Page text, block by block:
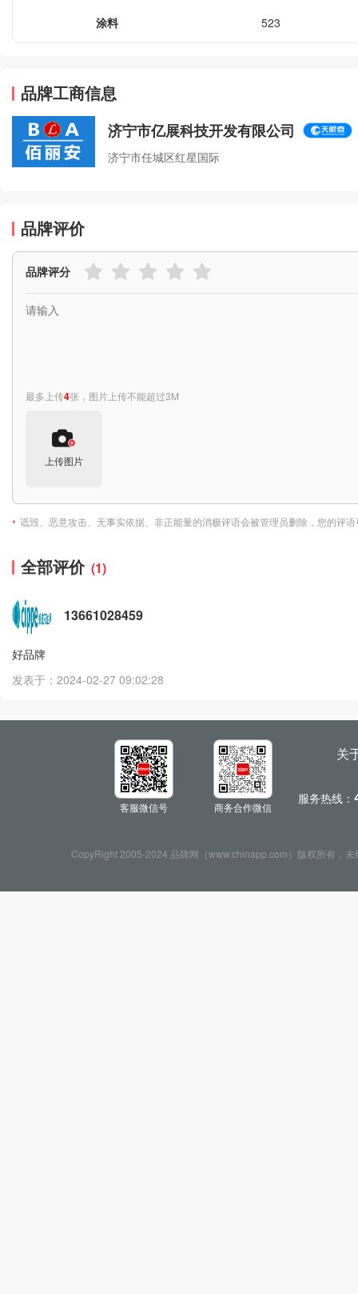
涂料 523
品牌工商信息
济宁市亿展科技开发有限公司
济宁市任城区红星国际
品牌评价
品牌评分
最多上传4张，图片上传不能超过3M
上传图片
* 诋毁、恶意攻击、无事实依据、非正能量的消极评语会被管理员删除，您的评
全部评价 (1)
13661028459
好品牌
发表于：2024-02-27 09:02:28
客服微信号 商务合作微信
关
服务热线：
CopyRight 2005-2024 品牌网（www.chinapp.com）版权所有，